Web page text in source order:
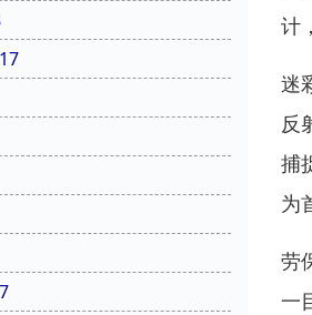
计
迷
反
捕
为
劳
一